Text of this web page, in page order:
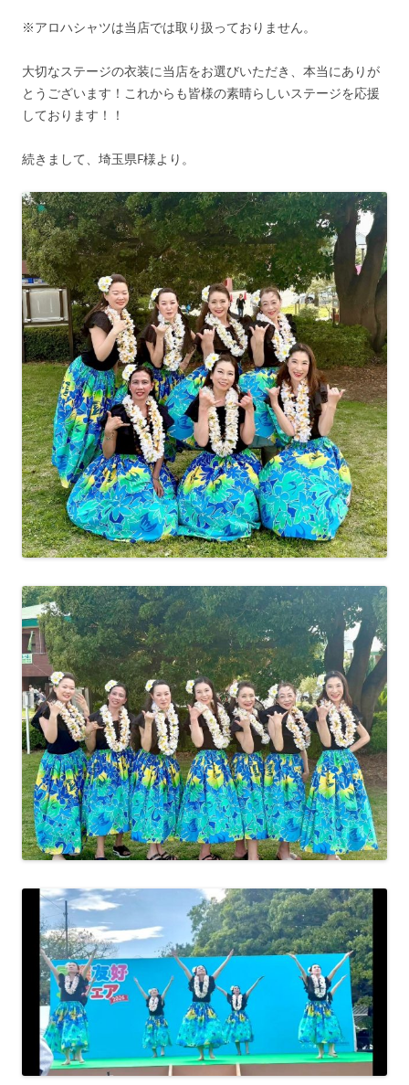
※アロハシャツは当店では取り扱っておりません。
大切なステージの衣装に当店をお選びいただき、本当にありが
とうございます！これからも皆様の素晴らしいステージを応援
しております！！
続きまして、埼玉県F様より。